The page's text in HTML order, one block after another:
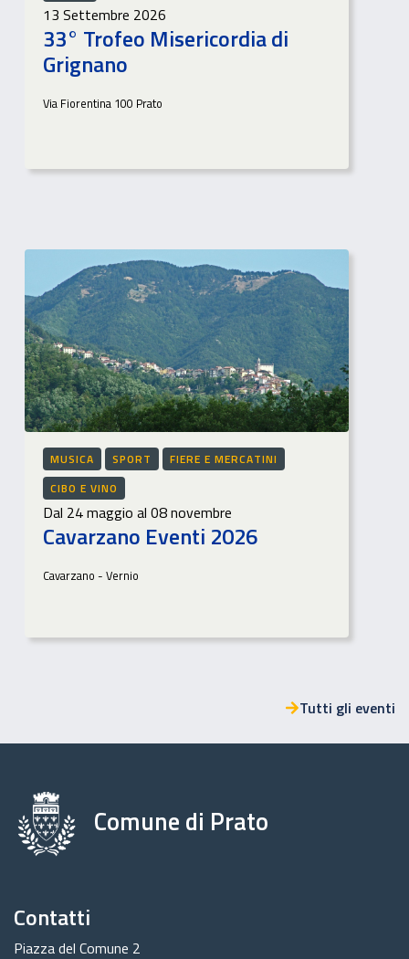
13 Settembre 2026
33° Trofeo Misericordia di
Grignano
Via Fiorentina 100 Prato
MUSICA SPORT
FIERE E MERCATINI
CIBO E VINO
Dal 24 maggio al 08 novembre
Cavarzano Eventi 2026
Cavarzano - Vernio
Tutti gli eventi
Comune di Prato
Contatti
Piazza del Comune 2